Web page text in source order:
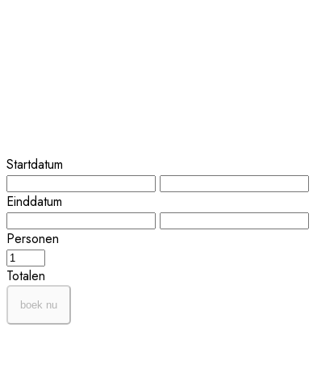
Startdatum
Einddatum
Personen
Totalen
boek nu